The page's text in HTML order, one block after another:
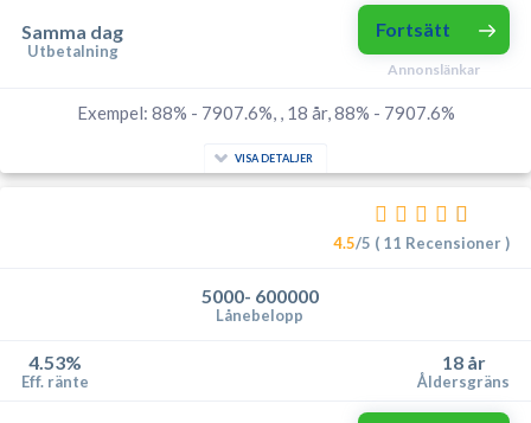
Samma dag
Utbetalning
Fortsätt
Annonslänkar
Exempel: 88% - 7907.6%, , 18 år, 88% - 7907.6%
VISA DETALJER
4.5/5 ( 11 Recensioner )
5000- 600000
Lånebelopp
4.53%
Eff. ränte
18 år
Åldersgräns